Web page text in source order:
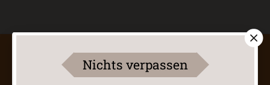
AGB und Widerrufsbelehrung
Datenschutz
Barrierefreiheit
Impressum
Nichts verpassen